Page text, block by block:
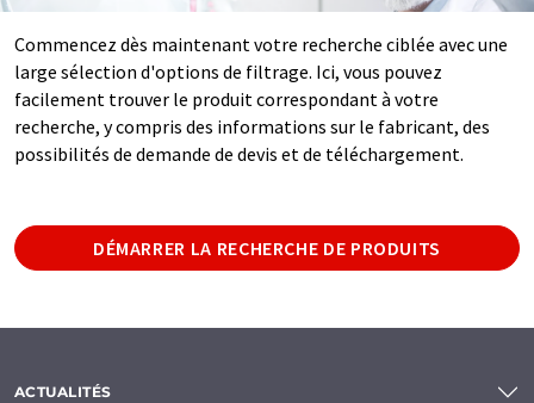
Commencez dès maintenant votre recherche ciblée avec une
large sélection d'options de filtrage. Ici, vous pouvez
facilement trouver le produit correspondant à votre
recherche, y compris des informations sur le fabricant, des
possibilités de demande de devis et de téléchargement.
DÉMARRER LA RECHERCHE DE PRODUITS
ACTUALITÉS